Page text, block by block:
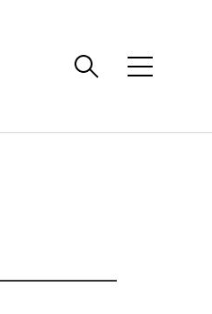
메